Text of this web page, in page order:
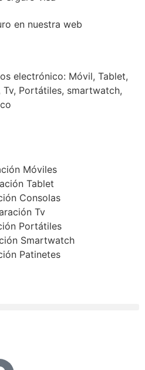
electrónico: Móvil, Tablet,
Portátiles, smartwatch,
Móviles
Tablet
Consolas
Tv
Portátiles
Smartwatch
Patinetes